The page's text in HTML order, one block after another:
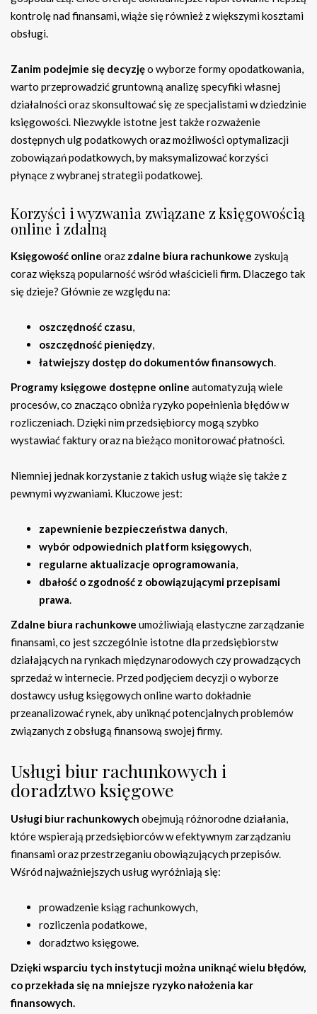
kontrolę nad finansami, wiąże się również z większymi kosztami
obsługi.
Zanim podejmie się decyzjęo wyborze formy opodatkowania,
warto przeprowadzić gruntowną analizę specyfiki własnej
działalności oraz skonsultować się ze specjalistami w dziedzinie
księgowości. Niezwykle istotne jest także rozważenie
dostępnych ulg podatkowych oraz możliwości optymalizacji
zobowiązań podatkowych, by maksymalizować korzyści
płynące z wybranej strategii podatkowej.
Korzyści i wyzwania związane z księgowością
online i zdalną
Księgowość online oraz zdalne biura rachunkowe zyskują
coraz większą popularność wśród właścicieli firm. Dlaczego tak
się dzieje? Głównie ze względu na:
oszczędność czasu,
oszczędność pieniędzy,
łatwiejszy dostęp do dokumentów finansowych.
Programy księgowe dostępne online automatyzują wiele
procesów, co znacząco obniża ryzyko popełnienia błędów w
rozliczeniach. Dzięki nim przedsiębiorcy mogą szybko
wystawiać faktury oraz na bieżąco monitorować płatności.
Niemniej jednak korzystanie z takich usług wiąże się także z
pewnymi wyzwaniami. Kluczowe jest:
zapewnienie bezpieczeństwa danych,
wybór odpowiednich platform księgowych,
regularne aktualizacje oprogramowania,
dbałość o zgodność z obowiązującymi przepisami
prawa.
Zdalne biura rachunkowe umożliwiają elastyczne zarządzanie
finansami, co jest szczególnie istotne dla przedsiębiorstw
działających na rynkach międzynarodowych czy prowadzących
sprzedaż w internecie. Przed podjęciem decyzji o wyborze
dostawcy usług księgowych online warto dokładnie
przeanalizować rynek, aby uniknąć potencjalnych problemów
związanych z obsługą finansową swojej firmy.
Usługi biur rachunkowych i
doradztwo księgowe
Usługi biur rachunkowych obejmują różnorodne działania,
które wspierają przedsiębiorców w efektywnym zarządzaniu
finansami oraz przestrzeganiu obowiązujących przepisów.
Wśród najważniejszych usług wyróżniają się:
prowadzenie ksiąg rachunkowych,
rozliczenia podatkowe,
doradztwo księgowe.
Dzięki wsparciu tych instytucji można uniknąć wielu błędów,
co przekłada się na mniejsze ryzyko nałożenia kar
finansowych.